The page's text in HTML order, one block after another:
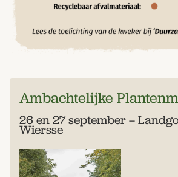
Ambachtelijke
26 en 27 september –
Wiersse